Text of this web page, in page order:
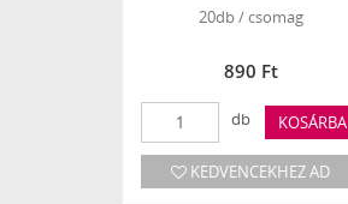
20db / csomag
890 Ft
db KOSÁRBA
KEDVENCEKHEZ AD